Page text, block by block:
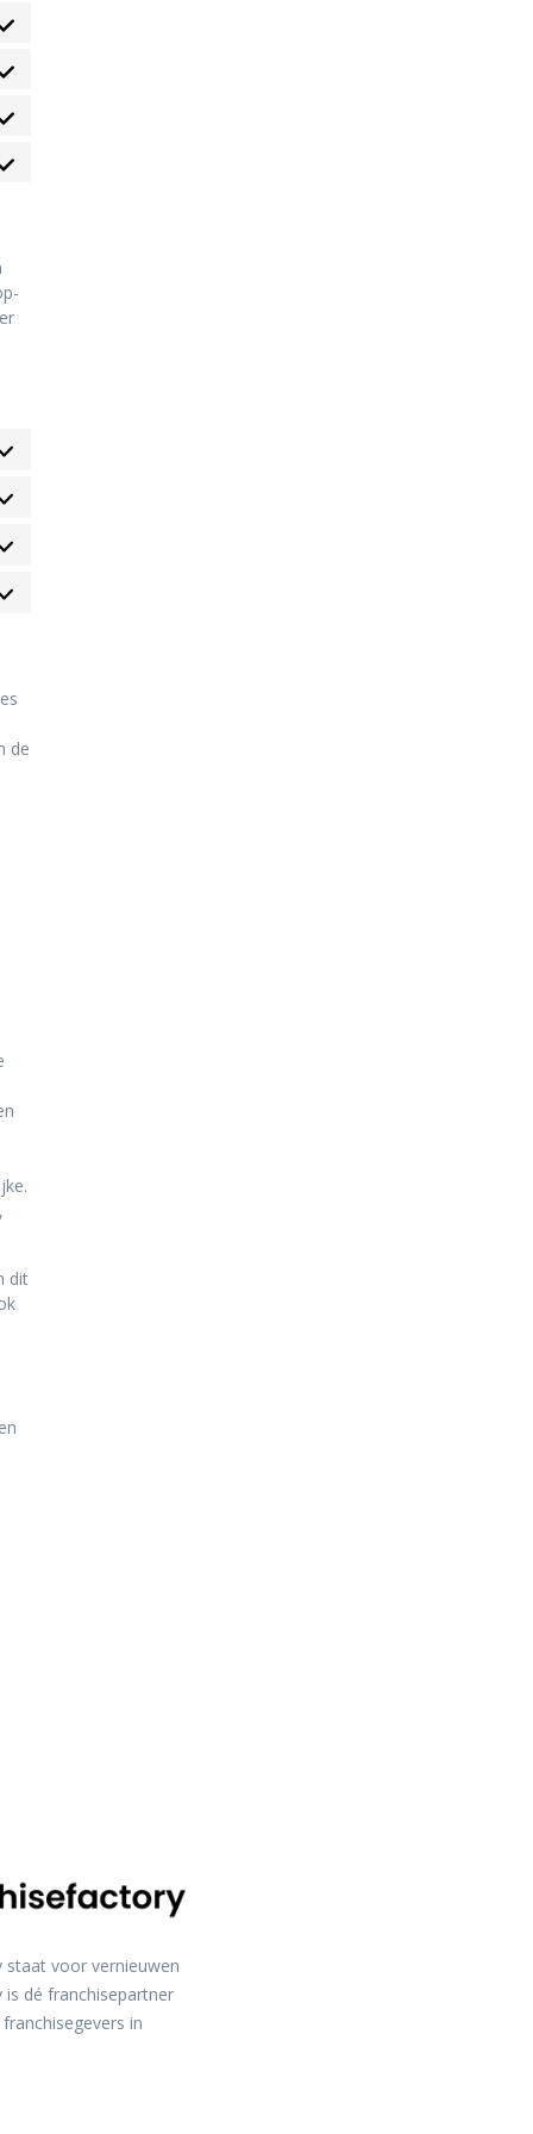
de
dit
staat voor vernieuwen
is dé franchisepartner
in